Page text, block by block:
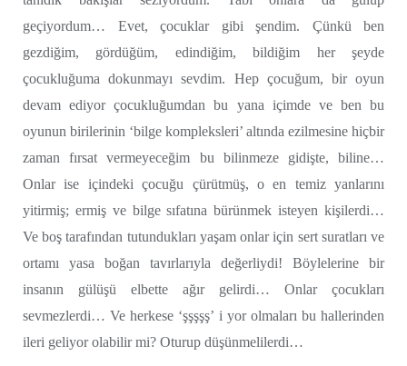
geçiyordum… Evet, çocuklar gibi şendim. Çünkü ben
gezdiğim, gördüğüm, edindiğim, bildiğim her şeyde
çocukluğuma dokunmayı sevdim. Hep çocuğum, bir oyun
devam ediyor çocukluğumdan bu yana içimde ve ben bu
oyunun birilerinin ‘bilge kompleksleri’ altında ezilmesine hiçbir
zaman fırsat vermeyeceğim bu bilinmeze gidişte, biline…
Onlar ise içindeki çocuğu çürütmüş, o en temiz yanlarını
yitirmiş; ermiş ve bilge sıfatına bürünmek isteyen kişilerdi…
Ve boş tarafından tutundukları yaşam onlar için sert suratları ve
ortamı yasa boğan tavırlarıyla değerliydi! Böylelerine bir
insanın gülüşü elbette ağır gelirdi… Onlar çocukları
sevmezlerdi… Ve herkese ‘şşşşş’ i yor olmaları bu hallerinden
ileri geliyor olabilir mi? Oturup düşünmelilerdi…